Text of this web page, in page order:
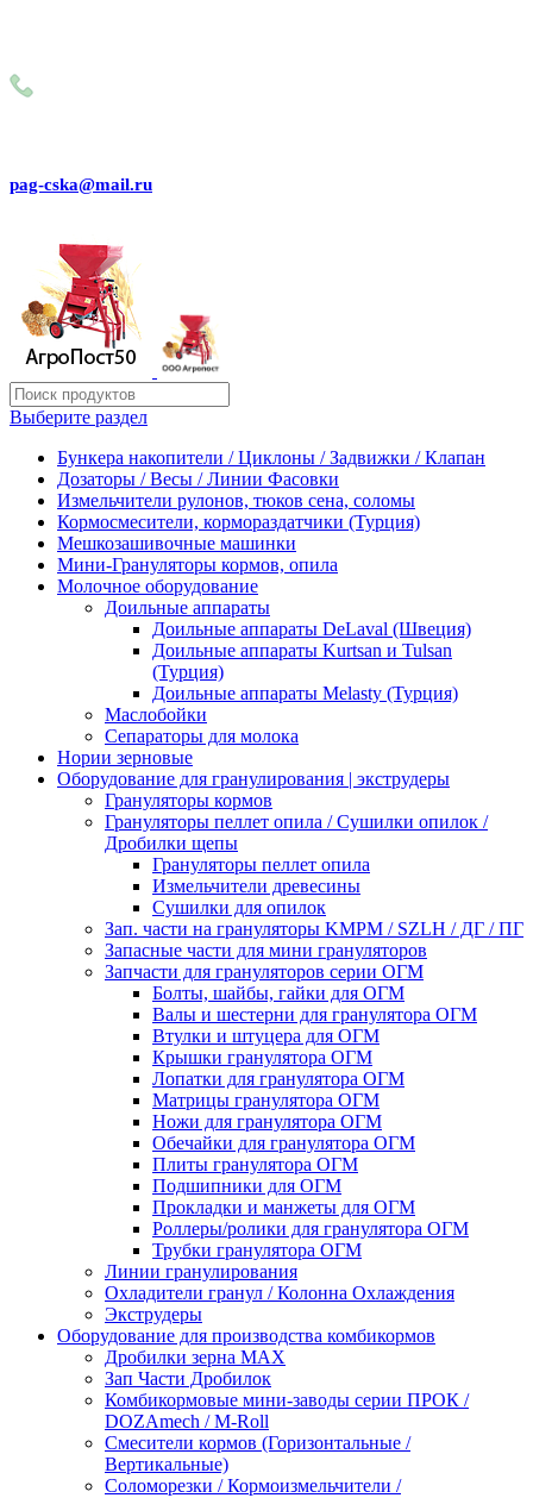
pag-cska@mail.ru
Выберите раздел
Бункера накопители / Циклоны / Задвижки / Клапан
Дозаторы / Весы / Линии Фасовки
Измельчители рулонов, тюков сена, соломы
Кормосмесители, кормораздатчики (Турция)
Мешкозашивочные машинки
Мини-Грануляторы кормов, опила
Молочное оборудование
Доильные аппараты
Доильные аппараты DeLaval (Швеция)
Доильные аппараты Kurtsan и Tulsan
(Турция)
Доильные аппараты Melasty (Турция)
Маслобойки
Сепараторы для молока
Нории зерновые
Оборудование для гранулирования | экструдеры
Грануляторы кормов
Грануляторы пеллет опила / Сушилки опилок /
Дробилки щепы
Грануляторы пеллет опила
Измельчители древесины
Сушилки для опилок
Зап. части на грануляторы KMPM / SZLH / ДГ / ПГ
Запасные части для мини грануляторов
Запчасти для грануляторов серии ОГМ
Болты, шайбы, гайки для ОГМ
Валы и шестерни для гранулятора ОГМ
Втулки и штуцера для ОГМ
Крышки гранулятора ОГМ
Лопатки для гранулятора ОГМ
Матрицы гранулятора ОГМ
Ножи для гранулятора ОГМ
Обечайки для гранулятора ОГМ
Плиты гранулятора ОГМ
Подшипники для ОГМ
Прокладки и манжеты для ОГМ
Роллеры/ролики для гранулятора ОГМ
Трубки гранулятора ОГМ
Линии гранулирования
Охладители гранул / Колонна Охлаждения
Экструдеры
Оборудование для производства комбикормов
Дробилки зерна МАХ
Зап Части Дробилок
Комбикормовые мини-заводы серии ПРОК /
DOZAmech / M-Roll
Смесители кормов (Горизонтальные /
Вертикальные)
Соломорезки / Кормоизмельчители /